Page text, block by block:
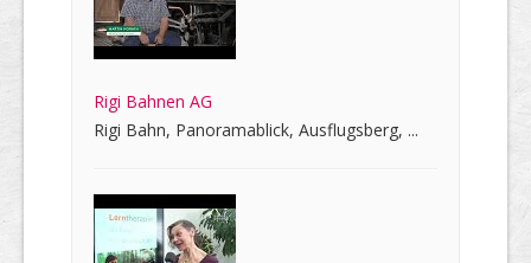
Rigi Bahnen AG
Rigi Bahn, Panoramablick, Ausflugsberg, ...